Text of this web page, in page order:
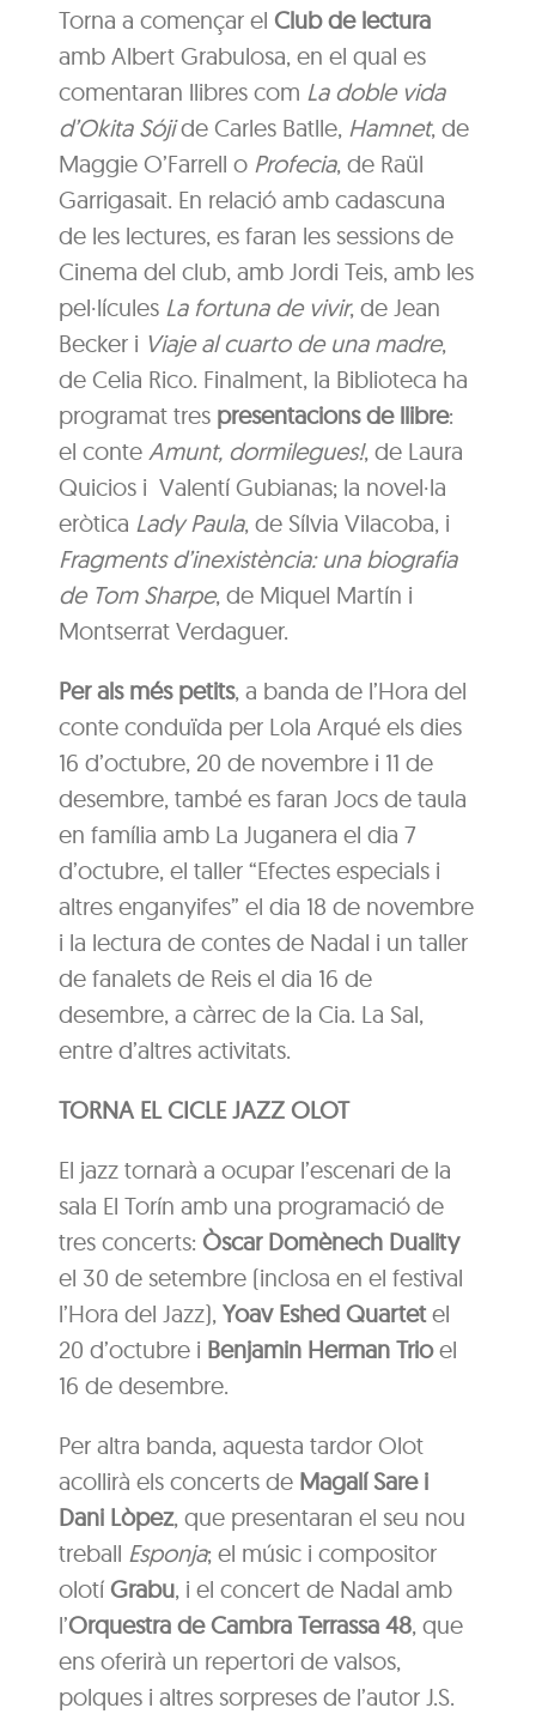
Torna a començar elClub de lectura
amb Albert Grabulosa, en el qual es
comentaran llibres com La doble vida
d’Okita Sójide Carles Batlle, Hamnet, de
Maggie O’Farrell o Profecia, de Raül
Garrigasait. En relació amb cadascuna
de les lectures, es faran les sessions de
Cinema del club, amb Jordi Teis, amb les
pel·lícules La fortuna de vivir, de Jean
Becker i Viaje al cuarto de una madre,
de Celia Rico. Finalment, la Biblioteca ha
programat tres presentacions de llibre:
el conte Amunt, dormilegues!, de Laura
Quicios i Valentí Gubianas; la novel·la
eròtica Lady Paula, de Sílvia Vilacoba, i
Fragments d’inexistència: una biografia
de Tom Sharpe, de Miquel Martín i
Montserrat Verdaguer.
Per als més petits, a banda de l’Hora del
conte conduïda per Lola Arqué els dies
16 d’octubre, 20 de novembre i 11 de
desembre, també es faran Jocs de taula
en família amb La Juganera el dia 7
d’octubre, el taller “Efectes especials i
altres enganyifes” el dia 18 de novembre
i la lectura de contes de Nadal i un taller
de fanalets de Reis el dia 16 de
desembre, a càrrec de la Cia. La Sal,
entre d’altres activitats.
TORNA EL CICLE JAZZ OLOT
El jazz tornarà a ocupar l’escenari de la
sala El Torín amb una programació de
tres concerts:Òscar Domènech Duality
el 30 de setembre (inclosa en el festival
l’Hora del Jazz),Yoav Eshed Quartetel
20 d’octubre i Benjamin Herman Trioel
16 de desembre.
Per altra banda, aquesta tardor Olot
acollirà els concerts de Magalí Sare i
Dani Lòpez, que presentaran el seu nou
treball Esponja; el músic i compositor
olotíGrabu, i el concert de Nadal amb
l’Orquestra de Cambra Terrassa 48, que
ens oferirà un repertori de valsos,
polques i altres sorpreses de l’autor J.S.